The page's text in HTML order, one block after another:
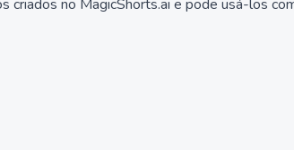
no MagicShorts.ai e pode usá-los